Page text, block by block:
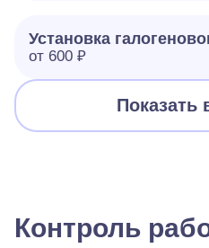
Установка
от 600 ₽
Показать
Контроль